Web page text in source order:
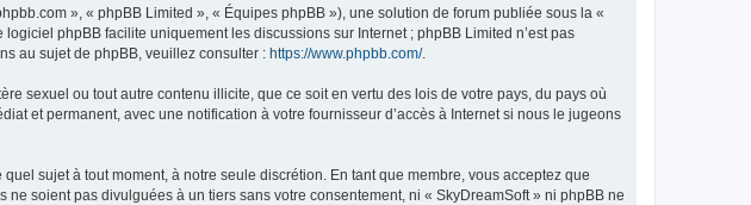
», « phpBB Limited », « Équipes phpBB »), une solution de forum publiée sous la «
logiciel phpBB facilite uniquement les discussions sur Internet ; phpBB Limited n’est pas
au sujet de phpBB, veuillez consulter : https://www.phpbb.com/.
sexuel ou tout autre contenu illicite, que ce soit en vertu des lois de votre pays, du pays où
et permanent, avec une notification à votre fournisseur d’accès à Internet si nous le jugeons
sujet à tout moment, à notre seule discrétion. En tant que membre, vous acceptez que
soient pas divulguées à un tiers sans votre consentement, ni « SkyDreamSoft » ni phpBB ne